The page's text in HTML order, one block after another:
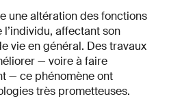
une altération des fonctions
affectant son
vie en général. Des travaux
— voire à faire
— ce phénomène ont
très prometteuses.